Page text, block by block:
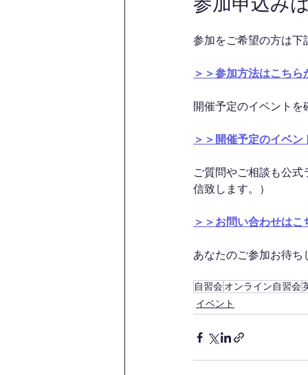
参加をご希望の方は下
＞＞参加方法はこちら
開催予定のイベント
＞＞開催予定のイベン
ご質問やご相談も公
信致します。）
＞＞お問い合わせはこ
あなたのご参加お待
自習会オンライン自習会
イベント